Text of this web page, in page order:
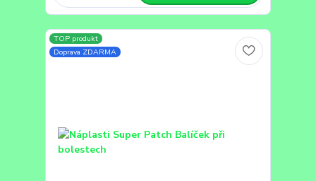
TOP produkt
Doprava ZDARMA